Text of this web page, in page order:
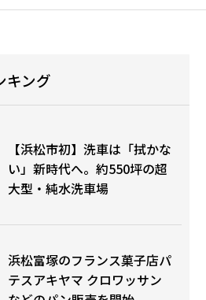
キング
【浜松市初】洗車は「拭かな
い」新時代へ。約550坪の超
大型・純水洗車場
浜松富塚のフランス菓子店パ
テスアキヤマ クロワッサン